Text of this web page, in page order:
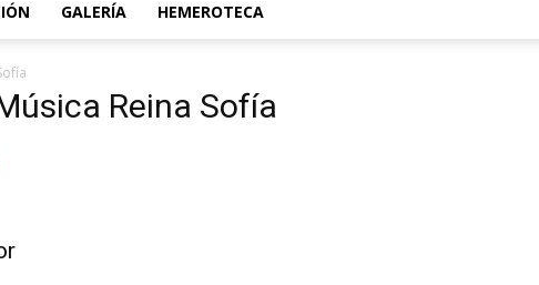
GALERÍA HEMEROTECA
Reina Sofía